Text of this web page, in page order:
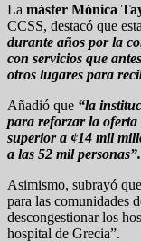
La máster Mónica
CCSS, destacó que
durante años por la
con servicios que
otros lugares para
Añadió que “la
para reforzar la oferta
superior a ¢14 mil
a las 52 mil personas”.
Asimismo, subrayó
para las comunidades
descongestionar los
hospital de Grecia”.